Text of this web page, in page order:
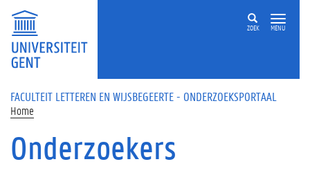
Overslaan en naar de inhoud gaan
ZOEK MENU
FACULTEIT LETTEREN EN WIJSBEGEERTE - ONDERZOEKSPORTAAL
Home
Onderzoekers